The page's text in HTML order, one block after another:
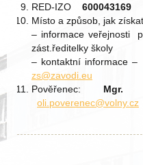
RED-IZO 600043169
Místo a způsob, jak
– informace veřejnosti
zást.ředitelky školy
– kontaktní informace
zs@zavodi.eu
Pověřenec: Mgr.
oli.poverenec@volny.cz